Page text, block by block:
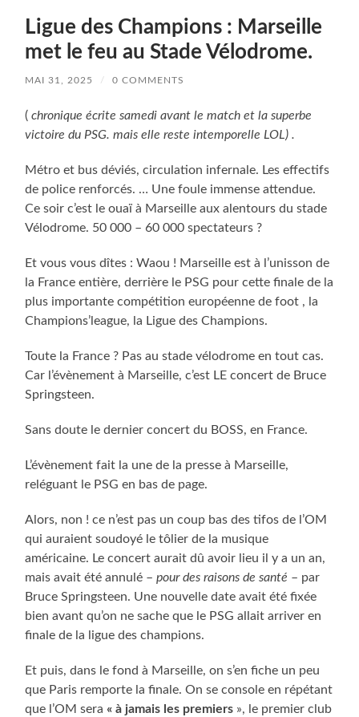
Ligue des Champions : Marseille
met le feu au Stade Vélodrome.
MAI 31, 2025 / 0 COMMENTS
(chronique écrite samedi avant le match et la superbe
victoire du PSG. mais elle reste intemporelle LOL) .
Métro et bus déviés, circulation infernale. Les effectifs
de police renforcés. … Une foule immense attendue.
Ce soir c’est le ouaï à Marseille aux alentours du stade
Vélodrome. 50 000 – 60 000 spectateurs ?
Et vous vous dîtes : Waou ! Marseille est à l’unisson de
la France entière, derrière le PSG pour cette finale de la
plus importante compétition européenne de foot , la
Champions’league, la Ligue des Champions.
Toute la France ? Pas au stade vélodrome en tout cas.
Car l’évènement à Marseille, c’est LE concert de Bruce
Springsteen.
Sans doute le dernier concert du BOSS, en France.
L’évènement fait la une de la presse à Marseille,
reléguant le PSG en bas de page.
Alors, non ! ce n’est pas un coup bas des tifos de l’OM
qui auraient soudoyé le tôlier de la musique
américaine. Le concert aurait dû avoir lieu il y a un an,
mais avait été annulé –pour des raisons de santé – par
Bruce Springsteen. Une nouvelle date avait été fixée
bien avant qu’on ne sache que le PSG allait arriver en
finale de la ligue des champions.
Et puis, dans le fond à Marseille, on s’en fiche un peu
que Paris remporte la finale. On se console en répétant
que l’OM sera« à jamais les premiers », le premier club